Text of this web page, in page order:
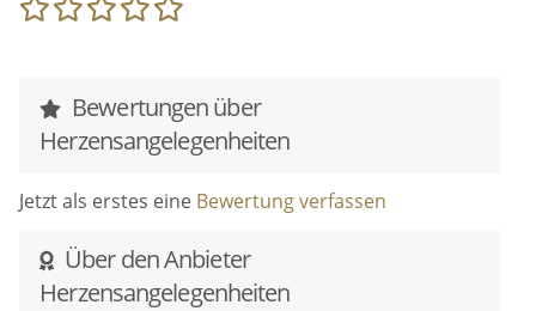
Bewertungen über
Herzensangelegenheiten
Jetzt als erstes eine Bewertung verfassen
Über den Anbieter
Herzensangelegenheiten